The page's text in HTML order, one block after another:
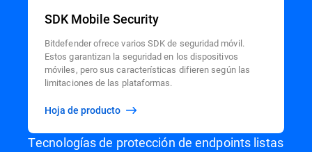
SDK Mobile Security
Bitdefender ofrece varios SDK de seguridad móvil.
Estos garantizan la seguridad en los dispositivos
móviles, pero sus características difieren según las
limitaciones de las plataformas.
Hoja de producto
Tecnologías de protección de endpoints listas